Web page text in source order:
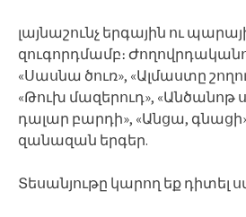
լայնաշունչ երգային ու
զուգորդմամբ։
«Սասնա ծուռ», «Ալմաստը
«Թուխ մազերուդ», «Անծանոթ
դալար բարդի», «Անցա,
զանազան երգեր.
Տեսանյութը կարող եք դիտել